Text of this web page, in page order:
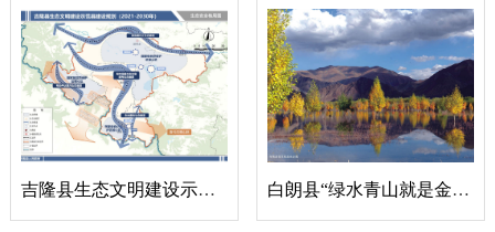
吉隆县生态文明建设示范县规划 白朗县“绿水青山就是金山银山”实践创新基地申报